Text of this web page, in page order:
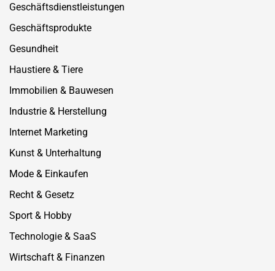
Geschäftsdienstleistungen
Geschäftsprodukte
Gesundheit
Haustiere & Tiere
Immobilien & Bauwesen
Industrie & Herstellung
Internet Marketing
Kunst & Unterhaltung
Mode & Einkaufen
Recht & Gesetz
Sport & Hobby
Technologie & SaaS
Wirtschaft & Finanzen